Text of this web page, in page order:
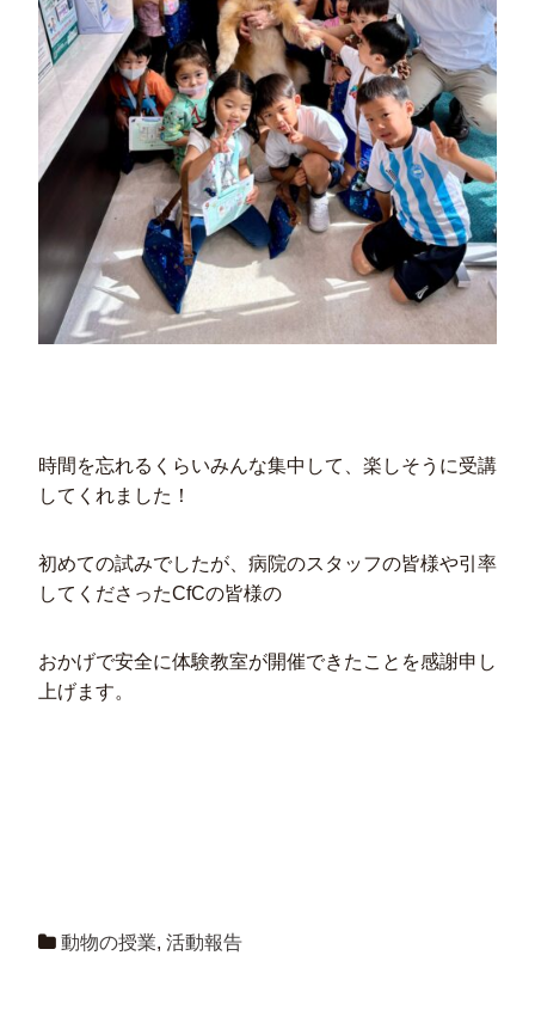
時間を忘れるくらいみんな集中して、楽しそうに受講
してくれました！
初めての試みでしたが、病院のスタッフの皆様や引率
してくださったCfCの皆様の
おかげで安全に体験教室が開催できたことを感謝申し
上げます。
動物の授業, 活動報告